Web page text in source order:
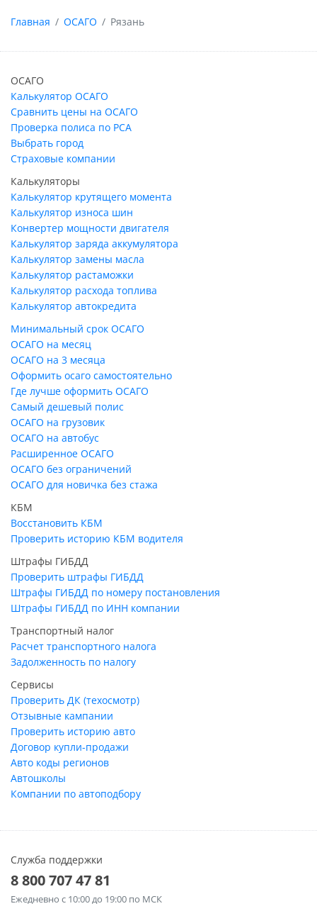
Главная ОСАГО Рязань
ОСАГО
Калькулятор ОСАГО
Сравнить цены на ОСАГО
Проверка полиса по РСА
Выбрать город
Страховые компании
Калькуляторы
Калькулятор крутящего момента
Калькулятор износа шин
Конвертер мощности двигателя
Калькулятор заряда аккумулятора
Калькулятор замены масла
Калькулятор растаможки
Калькулятор расхода топлива
Калькулятор автокредита
Минимальный срок ОСАГО
ОСАГО на месяц
ОСАГО на 3 месяца
Оформить осаго самостоятельно
Где лучше оформить ОСАГО
Самый дешевый полис
ОСАГО на грузовик
ОСАГО на автобус
Расширенное ОСАГО
ОСАГО без ограничений
ОСАГО для новичка без стажа
КБМ
Восстановить КБМ
Проверить историю КБМ водителя
Штрафы ГИБДД
Проверить штрафы ГИБДД
Штрафы ГИБДД по номеру постановления
Штрафы ГИБДД по ИНН компании
Транспортный налог
Расчет транспортного налога
Задолженность по налогу
Сервисы
Проверить ДК (техосмотр)
Отзывные кампании
Проверить историю авто
Договор купли-продажи
Авто коды регионов
Автошколы
Компании по автоподбору
Служба поддержки
8 800 707 47 81
Ежедневно с 10:00 до 19:00 по МСК